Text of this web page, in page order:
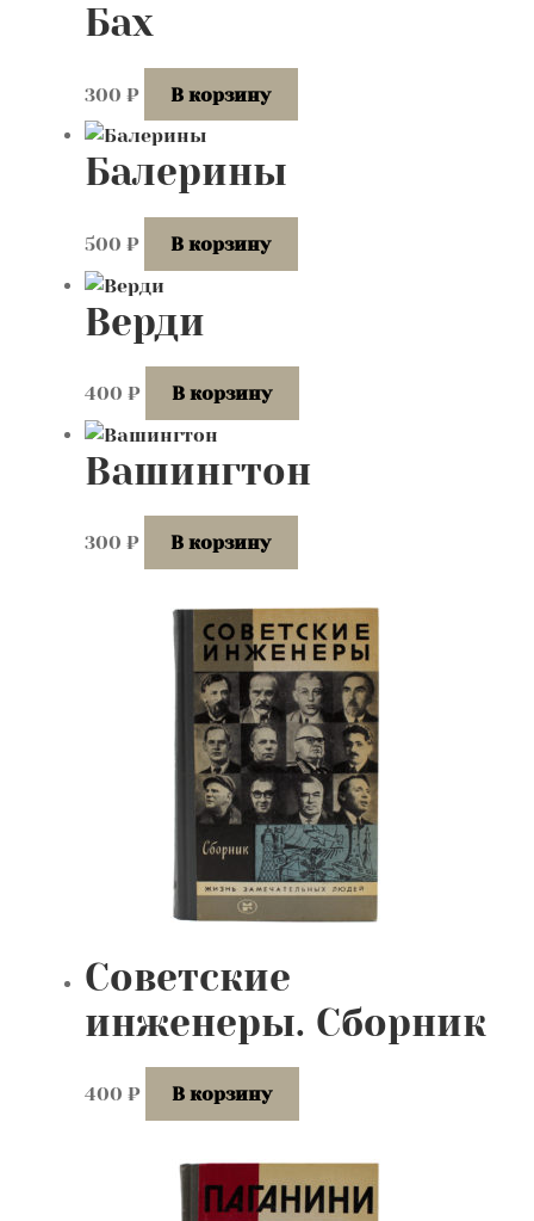
Бах
300 ₽ В корзину
Балерины
500 ₽ В корзину
Верди
400 ₽ В корзину
Вашингтон
300 ₽ В корзину
Советские
инженеры. Сборник
400 ₽ В корзину